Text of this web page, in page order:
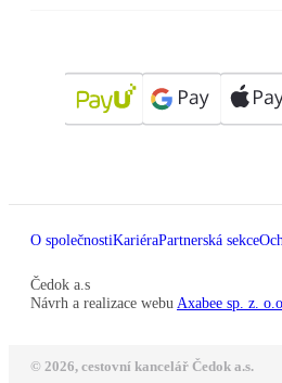
O společnostiKariéraPartnerská sekce
Čedok a.s
Návrh a realizace webu Axabee sp. z. o.o.
© 2026, cestovní kancelář Čedok a.s.